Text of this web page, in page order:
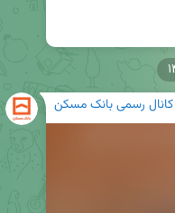
کانال رسمی بانک مسکن